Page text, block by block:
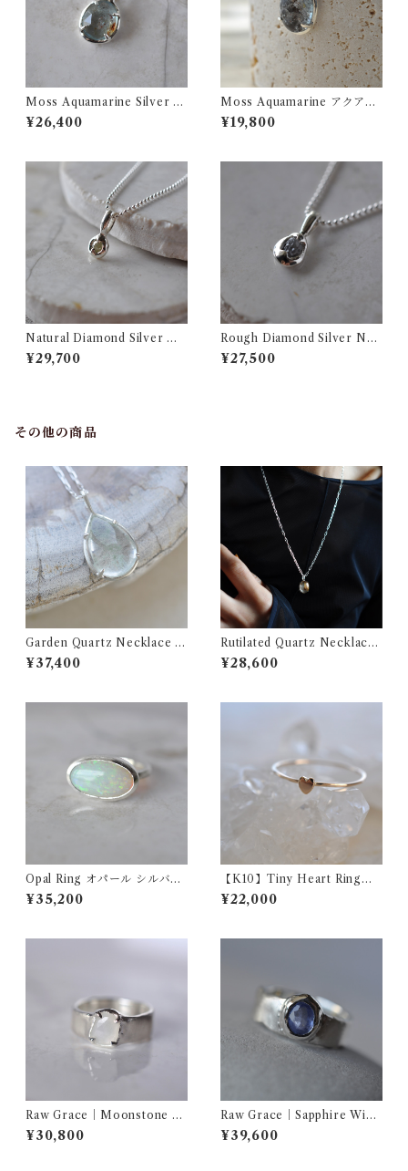
Moss Aquamarine Silver N
ecklace モスアクアマリン
シルバー ネックレス
¥26,400
Moss Aquamarine アクアマ
リンサンストーン ネックレ
ス SILVER
¥19,800
Natural Diamond Silver Ne
cklace ナチュラルダイヤモ
ンド シルバー ネックレス
¥29,700
Rough Diamond Silver Nec
klace ダイヤモンド原石 シ
ルバー ネックレス
¥27,500
その他の商品
Garden Quartz Necklace ガ
ーデンクォーツ シルバー ネッ
クレス
¥37,400
Rutilated Quartz Necklace
ルチルクォーツ ネックレス /
ブラウン
¥28,600
Opal Ring オパール シルバー
リング
¥35,200
【K10】Tiny Heart Ring
タイニー ハートリング
¥22,000
Raw Grace｜Moonstone W
ide Ring ホワイトムーンス
トーン シルバー ワイドリン
¥30,800
Raw Grace｜Sapphire Wide
Ring サファイア シルバー
ワイドリング
¥39,600